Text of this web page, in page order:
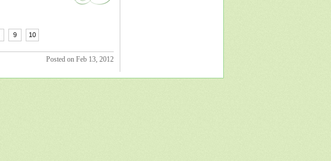
9 10
Posted on Feb 13, 2012